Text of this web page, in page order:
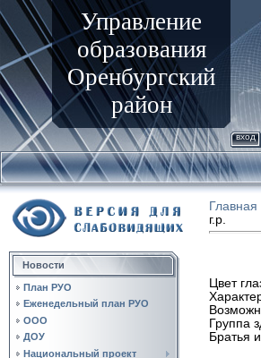
Управление
образования
Оренбургский
район
вход
Новости
План РУО
Еженедельный план РУО
ООО
ДОУ
Национальный проект
Главная
г.р.
Цвет
Группа
Братья